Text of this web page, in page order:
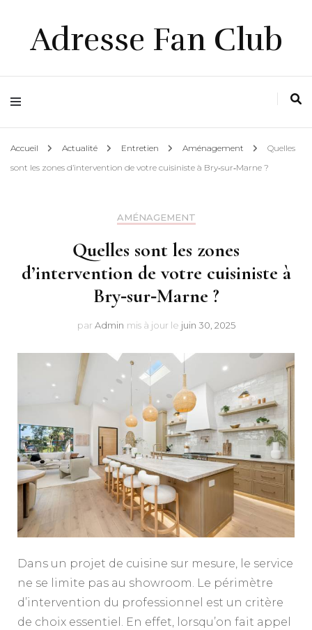
Adresse Fan Club
Accueil Actualité Entretien Aménagement
Quelles
sont les zones d’intervention de votre cuisiniste à Bry‑sur‑Marne ?
AMÉNAGEMENT
Quelles sont les zones
d’intervention de votre cuisiniste à
Bry‑sur‑Marne ?
par Admin mis à jour le juin 30, 2025
Dans un projet de cuisine sur mesure, le service
ne se limite pas au showroom. Le périmètre
d’intervention du professionnel est un critère
de choix essentiel. En effet, lorsqu’on fait appel